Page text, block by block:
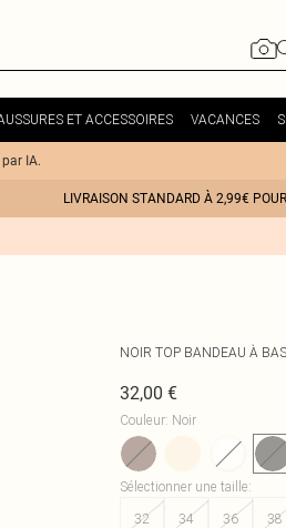
ET ACCESSOIRES VACANCES
IA.
LIVRAISON STANDARD À 2,99€
NOIR TOP BANDEAU À
32,00 €
Couleur: Noir
Sélectionner une taille:
32
34 36 38